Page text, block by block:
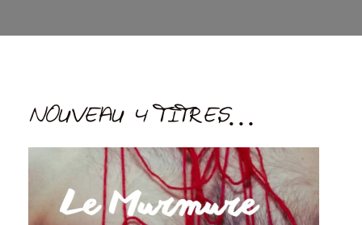
NOUVEAU 4 TITRES…